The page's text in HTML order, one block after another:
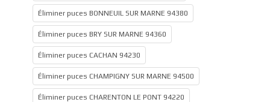
Éliminer puces BONNEUIL SUR MARNE 94380
Éliminer puces BRY SUR MARNE 94360
Éliminer puces CACHAN 94230
Éliminer puces CHAMPIGNY SUR MARNE 94500
Éliminer puces CHARENTON LE PONT 94220